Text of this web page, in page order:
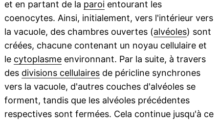
et en partant de la paroientourant les
coenocytes. Ainsi, initialement, vers l'intérieur vers
la vacuole, des chambres ouvertes (alvéoles) sont
créées, chacune contenant un noyau cellulaire et
le cytoplasmeenvironnant. Par la suite, à travers
des divisions cellulairesde péricline synchrones
vers la vacuole, d'autres couches d'alvéoles se
forment, tandis que les alvéoles précédentes
respectives sont fermées. Cela continue jusqu'à ce